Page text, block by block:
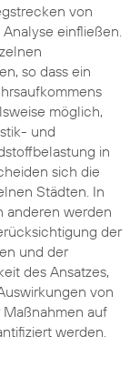
von
einfließen.
so dass ein
möglich,
und
in
sich die
Städten. In
anderen werden
der
und der
des Ansatzes,
von
auf
werden.